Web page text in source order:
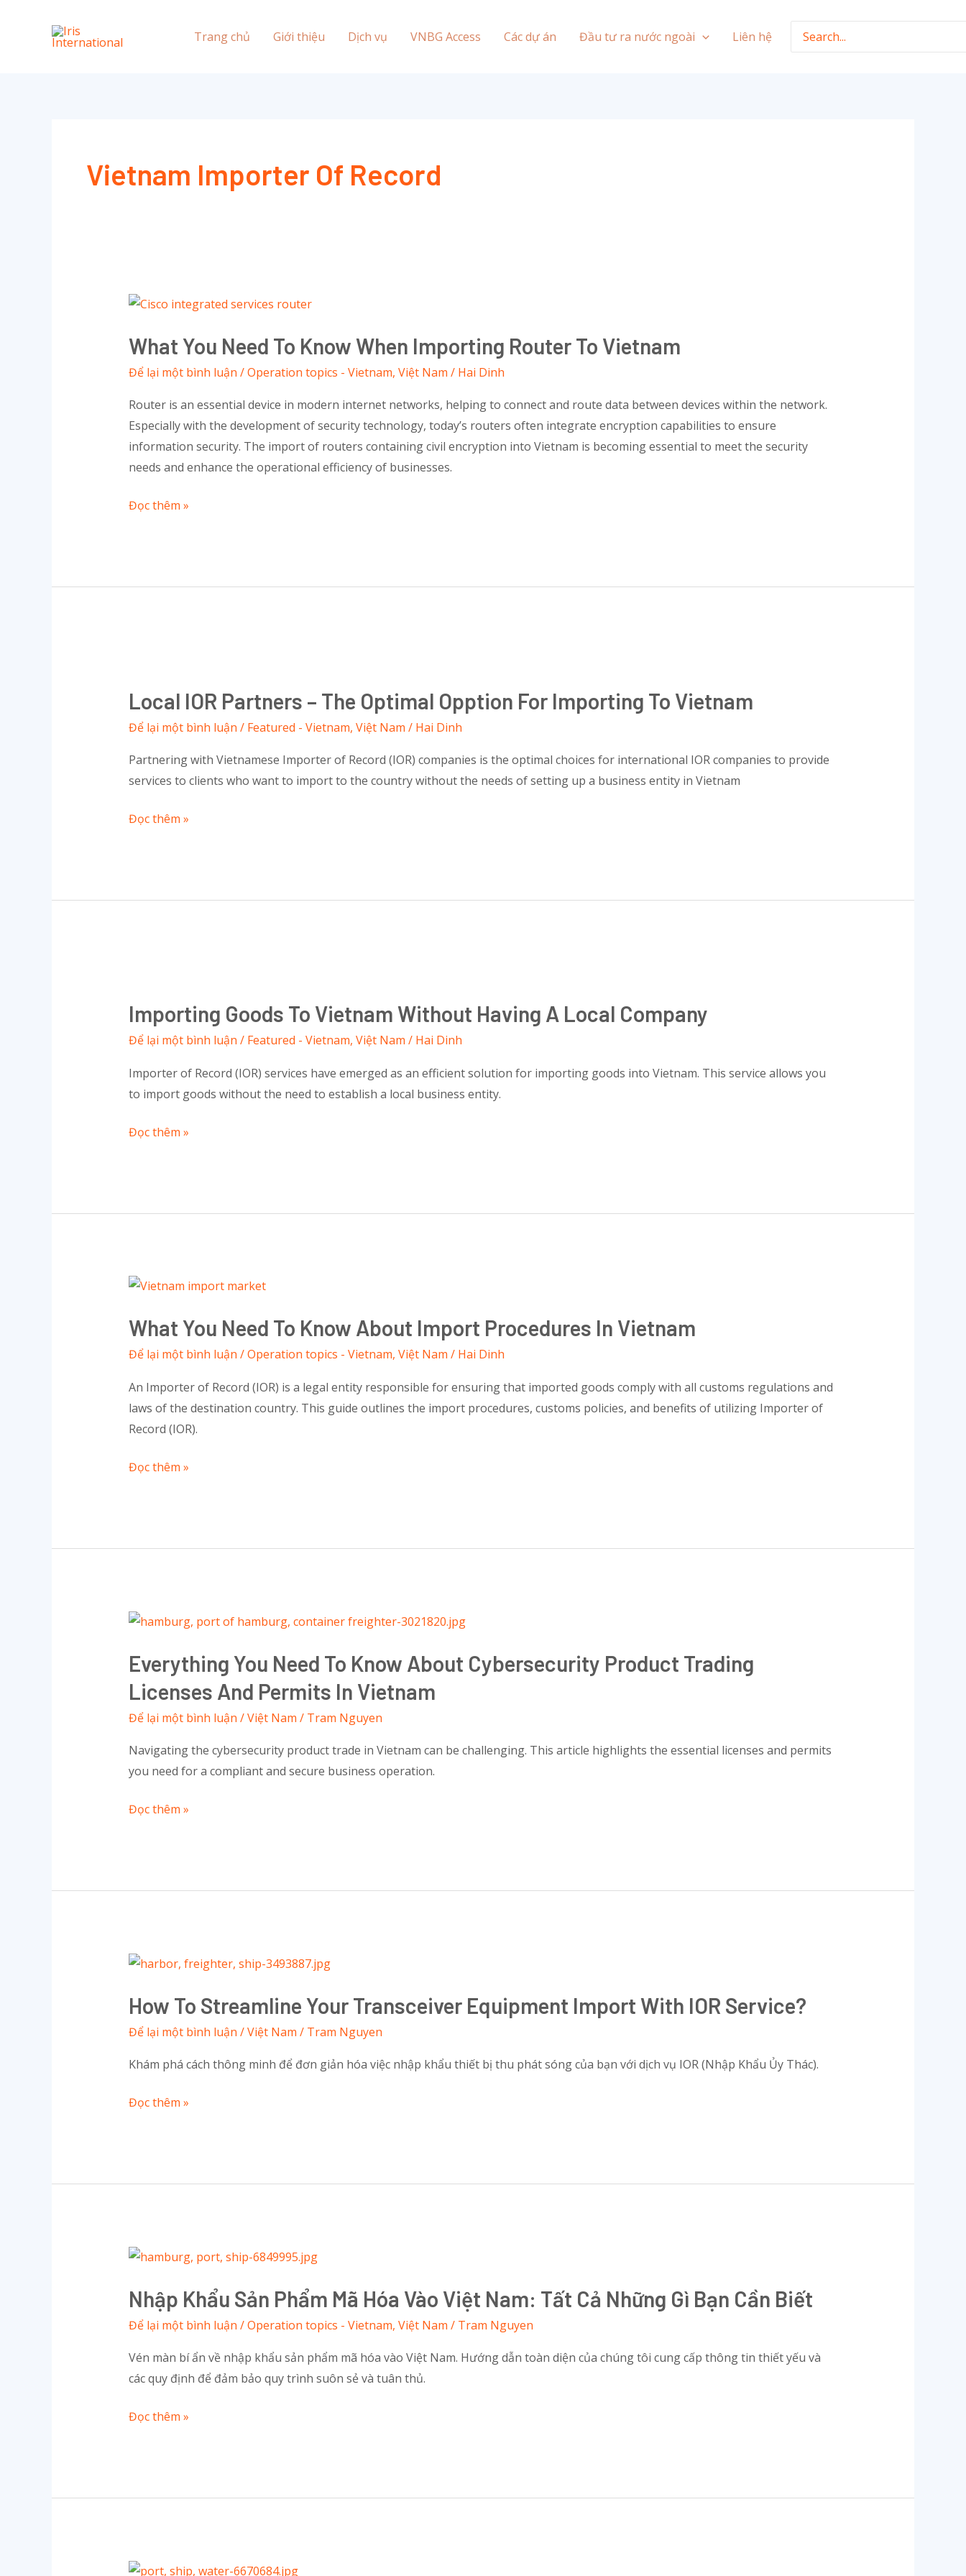
Trang chủ Giới thiệu Dịch vụ VNBG Access Các dự án Đầu tư ra nước ngoài Liên hệ
Search
for:
Vietnam Importer Of Record
What You Need To Know When Importing Router To Vietnam
Để lại một bình luận /Operation topics - Vietnam, Việt Nam / Hai Dinh
Router is an essential device in modern internet networks, helping to connect and route data between devices within the network.
Especially with the development of security technology, today’s routers often integrate encryption capabilities to ensure
information security. The import of routers containing civil encryption into Vietnam is becoming essential to meet the security
needs and enhance the operational efficiency of businesses.
What
Need
to
When
Importing
Router
to
Đọc thêm »
Local IOR Partners – The Optimal Opption For Importing To Vietnam
Để lại một bình luận / Featured - Vietnam, Việt Nam / Hai Dinh
Partnering with Vietnamese Importer of Record (IOR) companies is the optimal choices for international IOR companies to provide
services to clients who want to import to the country without the needs of setting up a business entity in Vietnam
Partners
–
Optimal
Opption
Importing
Đọc thêm »
Importing Goods To Vietnam Without Having A Local Company
Để lại một bình luận / Featured - Vietnam, Việt Nam / Hai Dinh
Importer of Record (IOR) services have emerged as an efficient solution for importing goods into Vietnam. This service allows you
to import goods without the need to establish a local business entity.
to
Vietnam
Having
a
Company
Đọc thêm »
What You Need To Know About Import Procedures In Vietnam
Để lại một bình luận /Operation topics - Vietnam, Việt Nam / Hai Dinh
An Importer of Record (IOR) is a legal entity responsible for ensuring that imported goods comply with all customs regulations and
laws of the destination country. This guide outlines the import procedures, customs policies, and benefits of utilizing Importer of
Record (IOR).
What
Need
to
about
Import
Procedures
Vietnam
Đọc thêm »
Everything You Need To Know About Cybersecurity Product Trading
Licenses And Permits In Vietnam
Để lại một bình luận /Việt Nam / Tram Nguyen
Navigating the cybersecurity product trade in Vietnam can be challenging. This article highlights the essential licenses and permits
you need for a compliant and secure business operation.
Everything
Need
To
Know
About
Cybersecurity
Product
Licenses
Vietnam
Đọc thêm »
How To Streamline Your Transceiver Equipment Import With IOR Service?
Để lại một bình luận /Việt Nam / Tram Nguyen
Khám phá cách thông minh để đơn giản hóa việc nhập khẩu thiết bị thu phát sóng của bạn với dịch vụ IOR (Nhập Khẩu Ủy Thác).
How
Streamline
Your
Equipment
With
Đọc thêm »
Nhập Khẩu Sản Phẩm Mã Hóa Vào Việt Nam: Tất Cả Những Gì Bạn Cần Biết
Để lại một bình luận /Operation topics - Vietnam, Việt Nam / Tram Nguyen
Vén màn bí ẩn về nhập khẩu sản phẩm mã hóa vào Việt Nam. Hướng dẫn toàn diện của chúng tôi cung cấp thông tin thiết yếu và
các quy định để đảm bảo quy trình suôn sẻ và tuân thủ.
Nhập
Sản
Phẩm
Hóa
Vào
Nam:
Biết
Đọc thêm »
Tại